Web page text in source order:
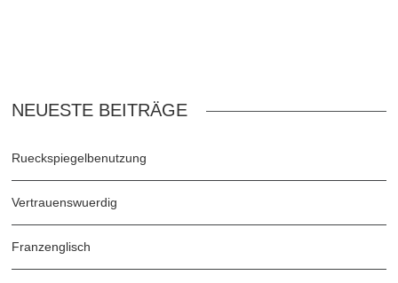
NEUESTE BEITRÄGE
Rueckspiegelbenutzung
Vertrauenswuerdig
Franzenglisch